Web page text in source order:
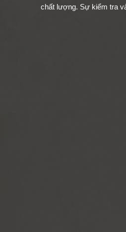
chất lượng. Sự kiểm tra